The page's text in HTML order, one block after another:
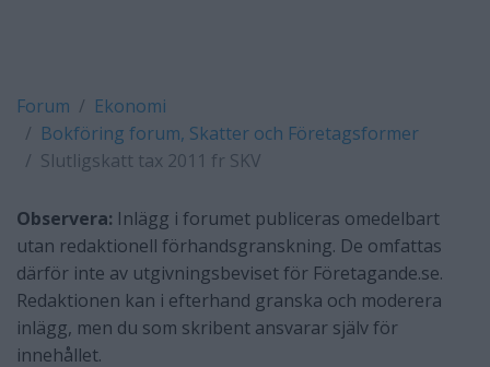
Forum
Ekonomi
Bokföring forum, Skatter och Företagsformer
Slutligskatt tax 2011 fr SKV
Observera: Inlägg i forumet publiceras omedelbart
utan redaktionell förhandsgranskning. De omfattas
därför inte av utgivningsbeviset för Företagande.se.
Redaktionen kan i efterhand granska och moderera
inlägg, men du som skribent ansvarar själv för
innehållet.